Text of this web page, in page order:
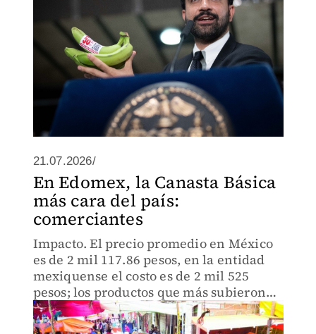
21.07.2026/
En Edomex, la Canasta Básica
más cara del país:
comerciantes
Impacto. El precio promedio en México
es de 2 mil 117.86 pesos, en la entidad
mexiquense el costo es de 2 mil 525
pesos; los productos que más subieron
son cebolla, limpiador de piso, naranja y
avena